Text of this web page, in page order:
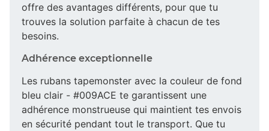
offre des avantages différents, pour que tu
trouves la solution parfaite à chacun de tes
besoins.
Adhérence exceptionnelle
Les rubans tapemonster avec la couleur de fond
bleu clair - #009ACE te garantissent une
adhérence monstrueuse qui maintient tes envois
en sécurité pendant tout le transport. Que tu